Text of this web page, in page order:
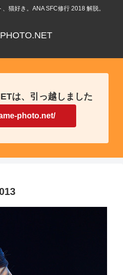
猫好き。ANA SFC修行 2018 解脱。
は、引っ越しました
photo.net/